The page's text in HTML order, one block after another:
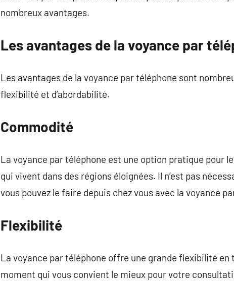
nombreux avantages.
Les avantages de la voyance par
Les avantages de la voyance par téléphone sont
flexibilité et d’abordabilité.
Commodité
La voyance par téléphone est une option pratique pour
qui vivent dans des régions éloignées. Il n’est pas
vous pouvez le faire depuis chez vous avec la voyance
Flexibilité
La voyance par téléphone offre une grande flexibilité en
moment qui vous convient le mieux pour votre